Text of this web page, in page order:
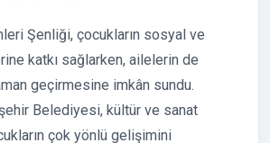
Şenliği, çocukların sosyal ve
katkı sağlarken, ailelerin de
geçirmesine imkân sundu.
Belediyesi, kültür ve sanat
çok yönlü gelişimini